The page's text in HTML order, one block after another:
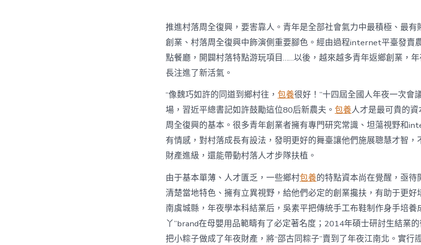
產
復
興
注
進
死
水
甜
心
寶
物
養
網
_
中
國
網〉
中
推進村落周全復興，要害靠人。青年是全部社會氣力中最積極、最有
創業、村落周全復興中飾演側重要腳色。經由過程internet平臺發賣
點餐廳，開闢村落特點游玩項目……以後，越來越多青年返鄉創業，
長注進了新活氣。
“像魏巧如許的同道到鄉村往， 包養很好！”十四屆全國人年夜一次會
場，習近平總書記如許鼓勵這位80后新農夫。 包養人才是最可貴的
周全復興的基本。很多青年創業者擁有專門研究常識、坦蕩視野和
有情感，對村落成長有設法，發明更好的舞臺讓他們施展聰慧才智，
財產進級，還能帶動村落人才步隊扶植。
由于基本單薄、人才匱乏，一些鄉村包養的特點資本尚在覺醒，亟待
清楚當地特色、擁有立異視野，給他們必定的創業攙扶，有助于更好
南虞城縣，年夜學本科結業后，吳素平把傳統手工布鞋制作身手培養
丫”brand在母嬰用品範疇有了必定著名度；2014年碩士研討生結業
把小粽子做成了年夜財產，將“邵古同粽子”賣到了年夜江南北。實行